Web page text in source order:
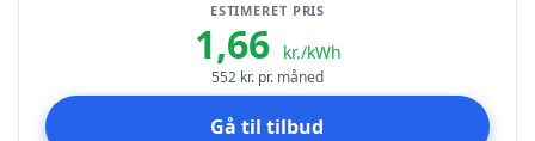
ESTIMERET PRIS
1,66 kr./kWh
552 kr. pr. måned
Gå til tilbud